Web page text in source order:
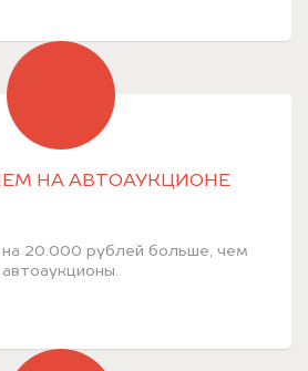
НА АВТОАУКЦИОНЕ
на 20.000 рублей больше, чем
автоаукционы.